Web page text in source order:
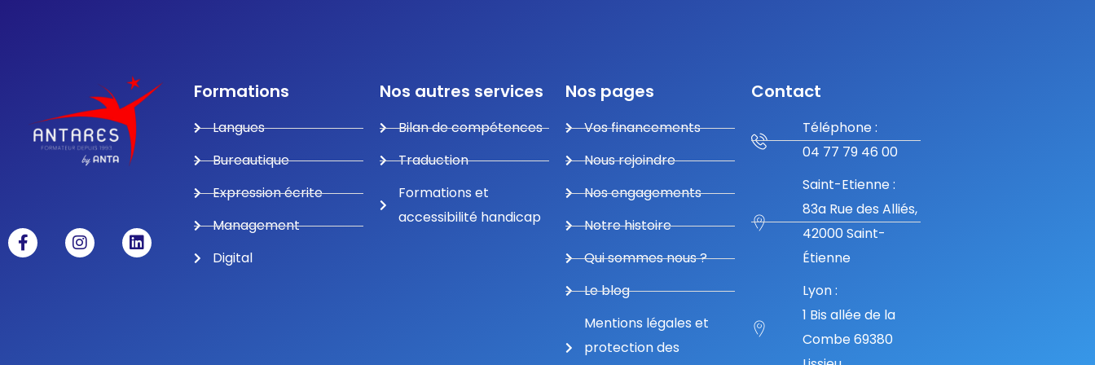
Formations
Langues
Bureautique
Expression écrite
Management
Digital
Nos autres services
Bilan de compétences
Traduction
Formations et
accessibilité handicap
Nos pages
Vos financements
Nous rejoindre
Nos engagements
Notre histoire
Qui sommes nous ?
Le blog
Mentions légales et
protection des
Contact
Téléphone :
04 77 79 46 00
Saint-Etienne :
83a Rue des Alliés,
42000 Saint-
Étienne
Lyon :
1 Bis allée de la
Combe 69380